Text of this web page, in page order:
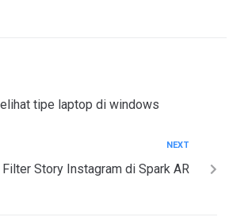
tipe laptop di windows
NEXT
Story Instagram di Spark AR